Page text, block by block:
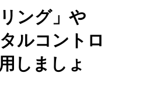
ング」や
ルコントロ
しましょ